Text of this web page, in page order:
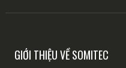
GIỚI THIỆU VỀ SOMITEC